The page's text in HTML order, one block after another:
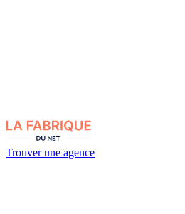
Trouver une agence